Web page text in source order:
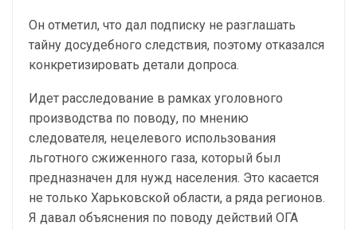
Он отметил, что дал подписку не разглашать
тайну досудебного следствия, поэтому отказался
конкретизировать детали допроса.
Идет расследование в рамках уголовного
производства по поводу, по мнению
следователя, нецелевого использования
льготного сжиженного газа, который был
предназначен для нужд населения. Это касается
не только Харьковской области, а ряда регионов.
Я давал объяснения по поводу действий ОГА